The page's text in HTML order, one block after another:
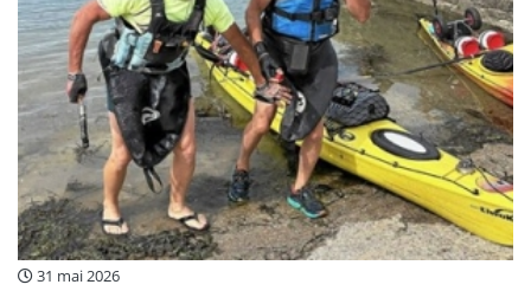
31 mai 2026